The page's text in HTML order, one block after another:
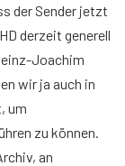
der Sender jetzt
derzeit generell
Joachim
wir ja auch in
um
zu können.
an